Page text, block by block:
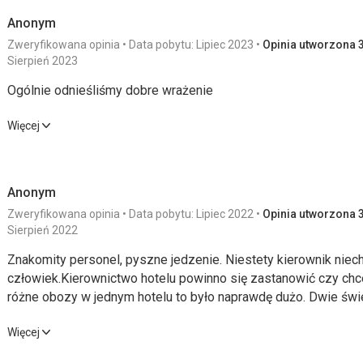
Anonym
Zweryfikowana opinia Data pobytu: Lipiec 2023 Opinia utworzona
Sierpień 2023
Ogólnie odnieśliśmy dobre wrażenie
Ogólnie odnieśliśmy dobre wrażenie
Zakwaterowanie
Okolica
Wyżywienie
Całe jedzenie smakowało dobrze
Pokój dla 3 osób jest mniejszy, ale nadaje się do spania,
Więcej
Anonym
Zweryfikowana opinia Data pobytu: Lipiec 2022 Opinia utworzona
Sierpień 2022
Znakomity personel, pyszne jedzenie. Niestety kierownik
człowiek.Kierownictwo hotelu powinno się zastanowić czy
różne obozy w jednym hotelu to było naprawdę dużo. Dwie
piątkowym porannym wyjeździe z obozów był jeszcze jeden,
Znakomity personel, pyszne jedzenie. Niestety kierownik
Więcej